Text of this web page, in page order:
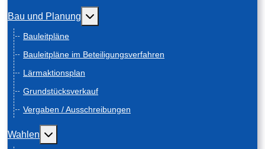
Bau und Planung Weitere Informationen: Bau und Planung
Bauleitpläne
Bauleitpläne im Beteiligungsverfahren
Lärmaktionsplan
Grundstücksverkauf
Vergaben / Ausschreibungen
Wahlen Weitere Informationen: Wahlen